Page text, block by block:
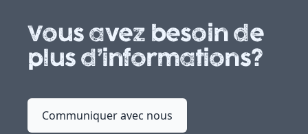
Vous avez besoin de
plus d’informations?
Communiquer avec nous